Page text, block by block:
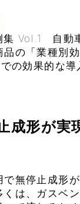
集 Vol.1 自
の「業種別
の効果的な
成形が実
無停止成形
は、ガスベ